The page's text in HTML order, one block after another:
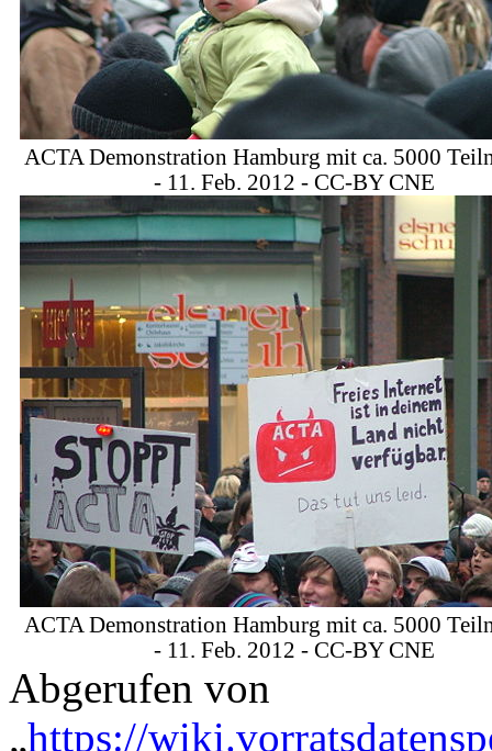
ACTA Demonstration Hamburg mit ca. 5000
- 11. Feb. 2012 - CC-BY CNE
ACTA Demonstration Hamburg mit ca. 5000
- 11. Feb. 2012 - CC-BY CNE
Abgerufen von
„https://